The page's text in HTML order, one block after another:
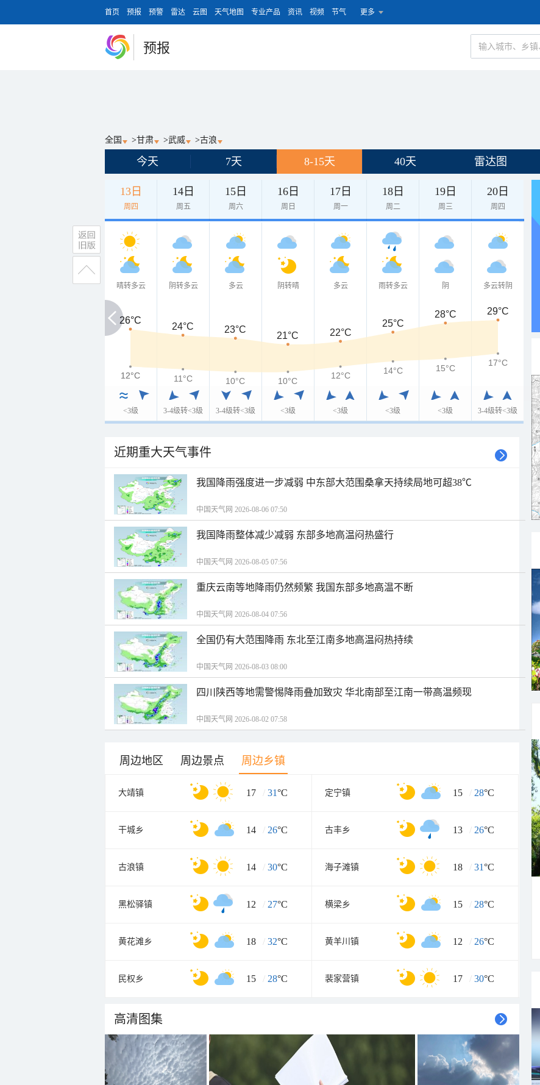
首页 预报 预警 雷达 云图 天气地图 专业产品 资讯 视频 节气 更多
预报
全国 >甘肃 >武威 >古浪
今天 7天 8-15天 40天 雷达图
13日
周四
14日
周五
15日
周六
16日
周日
17日
周一
18日
周二
19日
周三
20日
周四
晴转多云
<3级
阴转多云
3-4级转<3级
多云
3-4级转<3级
阴转晴
<3级
多云
<3级
雨转多云
<3级
阴
<3级
多云转阴
3-4级转<3级
26°C
26°C
24°C 23°C
21°C 22°C
25°C
28°C 29°C
12°C
12°C 11°C 10°C 10°C
12°C
14°C 15°C
17°C
近期重大天气事件
我国降雨强度进一步减弱 中东部大范围桑拿天持续局地可超38℃
中国天气网 2026-08-06 07:50
我国降雨整体减少减弱 东部多地高温闷热盛行
中国天气网 2026-08-05 07:56
重庆云南等地降雨仍然频繁 我国东部多地高温不断
中国天气网 2026-08-04 07:56
全国仍有大范围降雨 东北至江南多地高温闷热持续
中国天气网 2026-08-03 08:00
四川陕西等地需警惕降雨叠加致灾 华北南部至江南一带高温频现
中国天气网 2026-08-02 07:58
周边地区 周边景点 周边乡镇
大靖镇 17 / 31°C 定宁镇 15 / 28°C
干城乡 14 / 26°C 古丰乡 13 / 26°C
古浪镇 14 / 30°C 海子滩镇 18 / 31°C
黑松驿镇 12 / 27°C 横梁乡 15 / 28°C
黄花滩乡 18 / 32°C 黄羊川镇 12 / 26°C
民权乡 15 / 28°C 裴家营镇 17 / 30°C
高清图集